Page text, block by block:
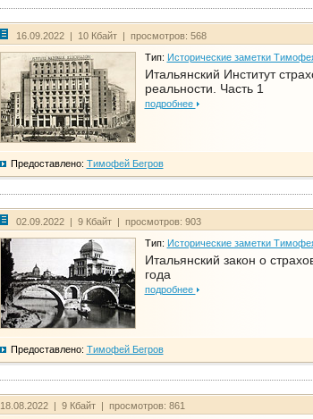
16.09.2022 | 10 Кбайт | просмотров: 568
Тип: Исторические заметки
Итальянский Институт
реальности. Часть 1
подробнее
Предоставлено: Тимофей Бегров
02.09.2022 | 9 Кбайт | просмотров: 903
Тип: Исторические заметки
Итальянский закон о
года
подробнее
Предоставлено: Тимофей Бегров
18.08.2022 | 9 Кбайт | просмотров: 861